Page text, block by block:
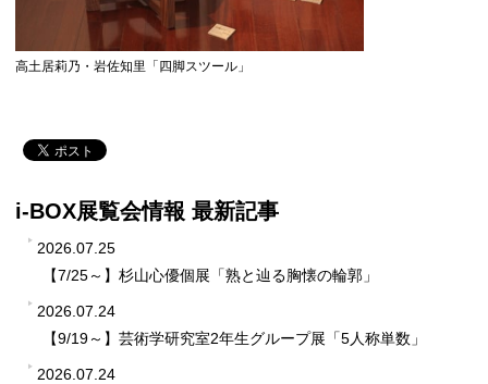
高土居莉乃・岩佐知里「四脚スツール」
i-BOX展覧会情報 最新記事
2026.07.25
【7/25～】杉山心優個展「熟と辿る胸懐の輪郭」
2026.07.24
【9/19～】芸術学研究室2年生グループ展「5人称単数」
2026.07.24